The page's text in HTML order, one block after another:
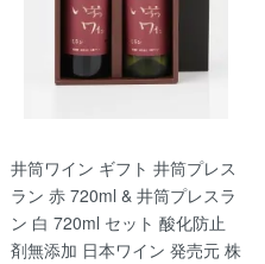
井筒ワイン ギフト 井筒プレス
ラン 赤 720ml & 井筒プレスラ
ン 白 720ml セット 酸化防止
剤無添加 日本ワイン 発売元 株